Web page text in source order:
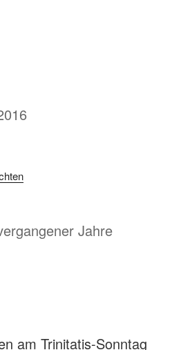
Jahre
am Trinitatis-Sonntag